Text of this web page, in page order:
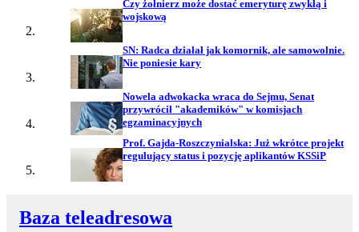
Czy żołnierz może dostać emeryturę zwykłą i
wojskową
SN: Radca działał jak komornik, ale samowolnie.
Nie poniesie kary
Nowela adwokacka wraca do Sejmu, Senat
przywrócił "akademików" w komisjach
egzaminacyjnych
Prof. Gajda-Roszczynialska: Już wkrótce projekt
regulujący status i pozycję aplikantów KSSiP
Baza teleadresowa